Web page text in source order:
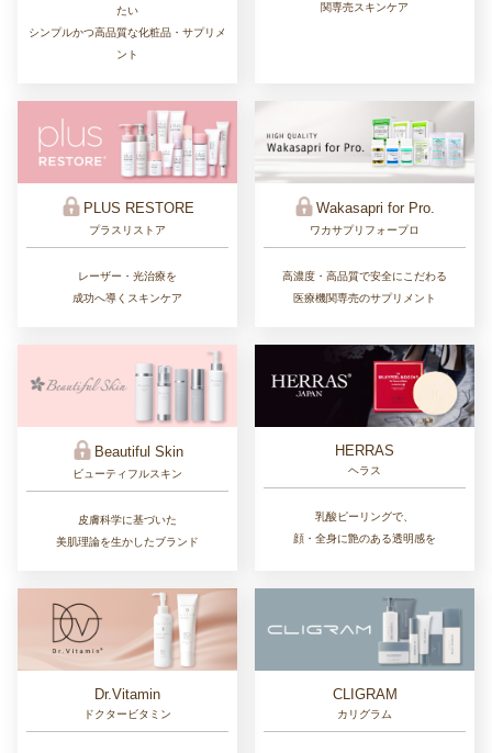
たい
シンプルかつ高品質な化粧品・サプリメ
ント
関専売スキンケア
PLUS RESTORE
プラスリストア
レーザー・光治療を
成功へ導くスキンケア
Wakasapri for Pro.
ワカサプリフォープロ
高濃度・高品質で安全にこだわる
医療機関専売のサプリメント
Beautiful Skin
ビューティフルスキン
皮膚科学に基づいた
美肌理論を生かしたブランド
HERRAS
ヘラス
乳酸ピーリングで、
顔・全身に艶のある透明感を
Dr.Vitamin
ドクタービタミン
CLIGRAM
カリグラム